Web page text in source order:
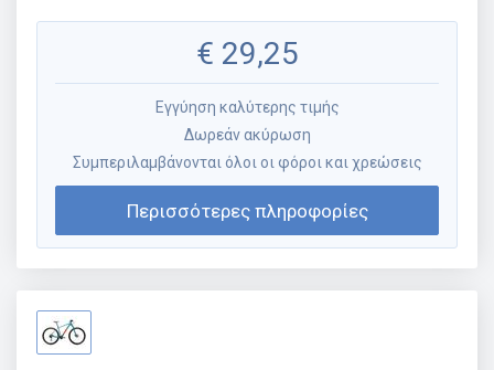
€ 29,25
Εγγύηση καλύτερης τιμής
Δωρεάν ακύρωση
Συμπεριλαμβάνονται όλοι οι φόροι και χρεώσεις
Περισσότερες πληροφορίες